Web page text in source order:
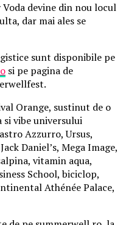
devine din nou locul
dar mai ales se
sunt disponibile pe
si pe pagina de
Orange, sustinut de o
si vibe universului
Azzurro, Ursus,
Daniel’s, Mega Image,
vitamin aqua,
School, biciclop,
Athénée Palace,